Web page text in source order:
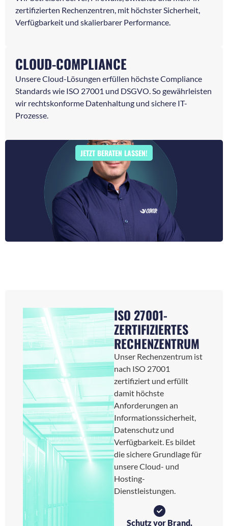
zertifizierten Rechenzentren, mit höchster Sicherheit,
Verfügbarkeit und skalierbarer Performance.
CLOUD-COMPLIANCE
Unsere Cloud-Lösungen erfüllen höchste Compliance
Standards wie ISO 27001 und DSGVO. So gewährleisten
wir rechtskonforme Datenhaltung und sichere IT-
Prozesse.
JETZT BERATEN LASSEN!
ISO 27001-
ZERTIFIZIERTES
RECHENZENTRUM
Unser Rechenzentrum ist
nach ISO 27001
zertifiziert und erfüllt
damit höchste
Anforderungen an
Informationssicherheit,
Datenschutz und
Verfügbarkeit. Es bildet
die sichere Grundlage für
unsere Cloud- und
Hosting-
Dienstleistungen.
Schutz vor Brand,